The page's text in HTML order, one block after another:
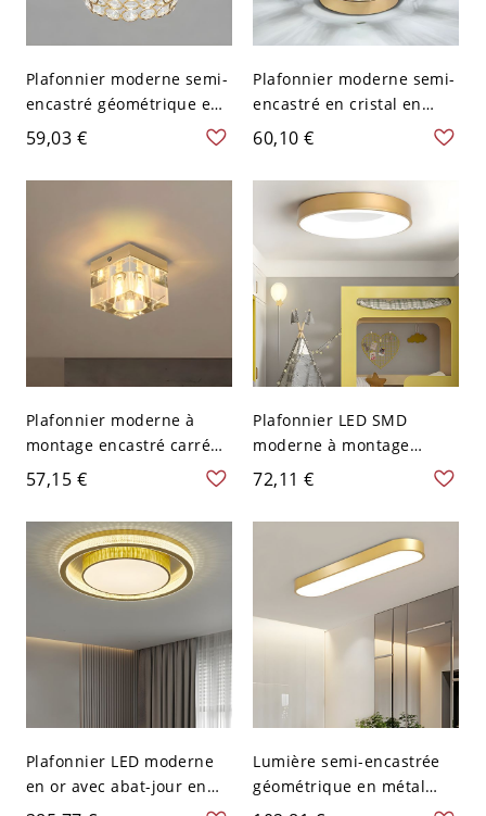
Plafonnier moderne semi-
encastré géométrique en
cristal avec abat-jour en
cristal clair - Or 110 V-120
V
59,03 €
Plafonnier moderne semi-
encastré en cristal en
forme géométrique avec
cristaux clairs - Or 110 V-
120 V 24,13 cm
60,10 €
Plafonnier moderne à
montage encastré carré
avec abat-jour en cristal
clair et lumières bi-pin -
Or 110 V-120 V 7,62 cm
57,15 €
Plafonnier LED SMD
moderne à montage
encastré en cercle avec
abat-jour en acrylique
vers le bas pour usage
résidentiel - 110 V-120 V
50,8 cm Or Blanc
72,11 €
Plafonnier LED moderne
en or avec abat-jour en
acrylique vers le bas - 110
Lumière semi-encastrée
géométrique en métal
vers le bas avec abat-jour